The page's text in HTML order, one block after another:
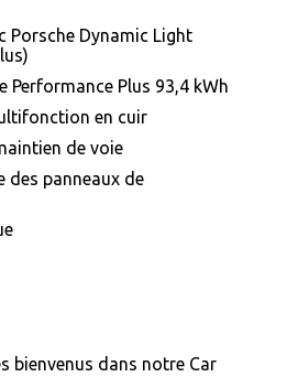
Porsche Dynamic Light
Performance Plus 93,4 kWh
en cuir
de voie
des panneaux de
bienvenus dans notre Car